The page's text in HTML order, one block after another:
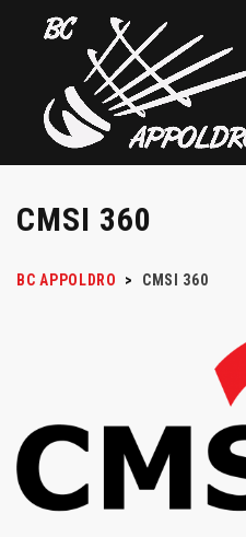
CMSI 360
BC APPOLDRO > CMSI 360